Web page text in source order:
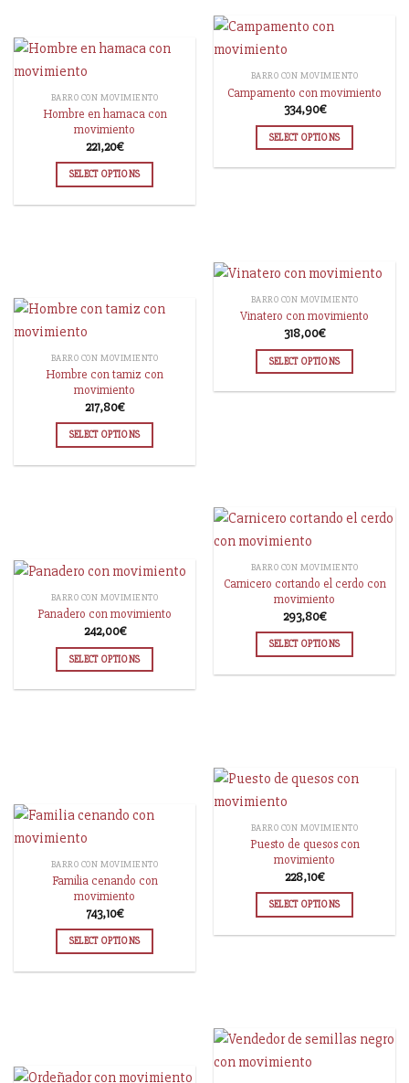
BARRO CON MOVIMIENTO
Campamento con movimiento
334,90€
SELECT OPTIONS
BARRO CON MOVIMIENTO
Hombre en hamaca con
movimiento
221,20€
SELECT OPTIONS
BARRO CON MOVIMIENTO
Vinatero con movimiento
318,00€
SELECT OPTIONS
BARRO CON MOVIMIENTO
Hombre con tamiz con
movimiento
217,80€
SELECT OPTIONS
BARRO CON MOVIMIENTO
Carnicero cortando el cerdo con
movimiento
293,80€
SELECT OPTIONS
BARRO CON MOVIMIENTO
Panadero con movimiento
242,00€
SELECT OPTIONS
BARRO CON MOVIMIENTO
Puesto de quesos con
movimiento
228,10€
SELECT OPTIONS
BARRO CON MOVIMIENTO
Familia cenando con
movimiento
743,10€
SELECT OPTIONS